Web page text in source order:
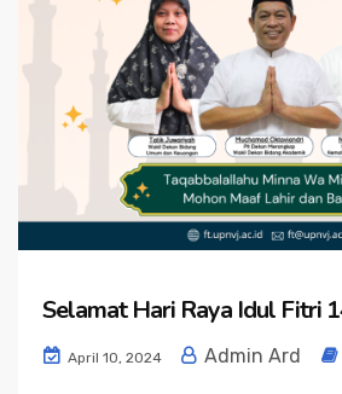
Selamat Hari Raya Idul Fitri
April 10, 2024 Admin Ard